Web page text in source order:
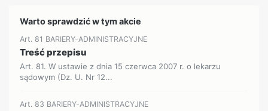
Warto sprawdzić w tym akcie
Art. 81 BARIERY-ADMINISTRACYJNE
Treść przepisu
Art. 81. W ustawie z dnia 15 czerwca 2007 r. o lekarzu
sądowym (Dz. U. Nr 12...
Art. 83 BARIERY-ADMINISTRACYJNE